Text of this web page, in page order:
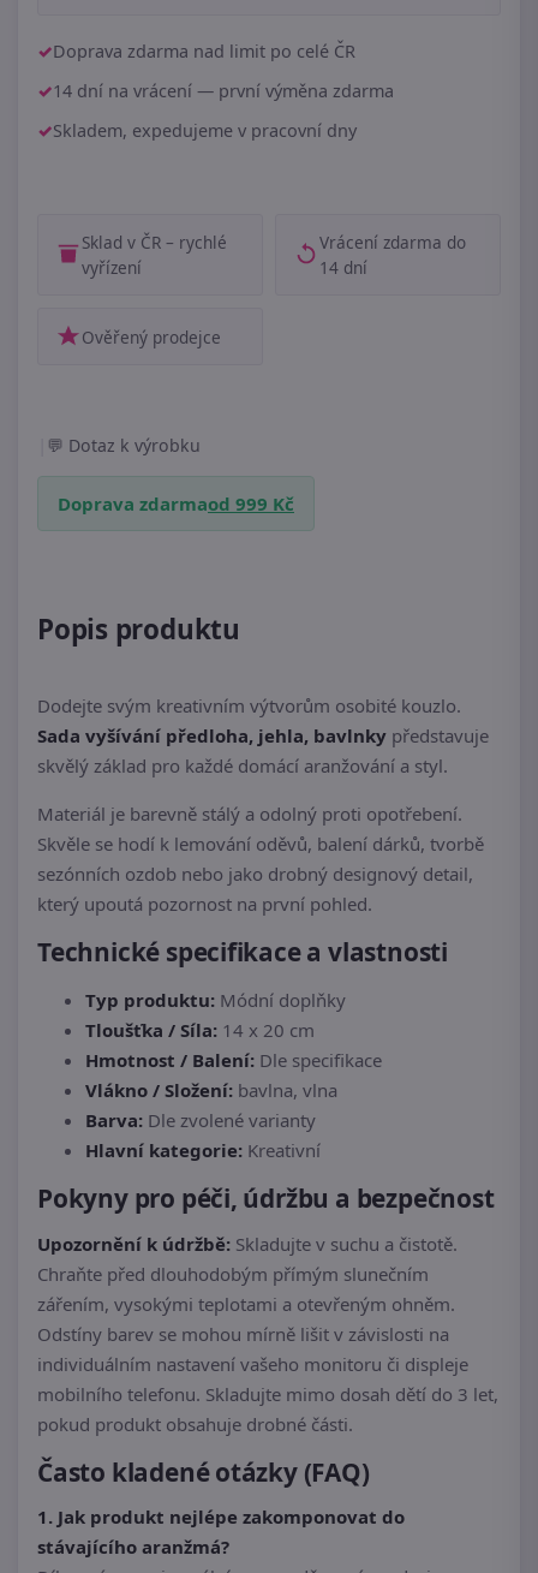
Doprava zdarma nad limit po celé ČR
14 dní na vrácení — první výměna zdarma
Skladem, expedujeme v pracovní dny
Sklad v ČR – rychlé
vyřízení
Vrácení zdarma do
14 dní
Ověřený prodejce
Dotaz k výrobku
Doprava zdarmaod 999 Kč
Popis produktu
Dodejte svým kreativním výtvorům osobité kouzlo.
Sada vyšívání předloha, jehla, bavlnky představuje
skvělý základ pro každé domácí aranžování a styl.
Materiál je barevně stálý a odolný proti opotřebení.
Skvěle se hodí k lemování oděvů, balení dárků, tvorbě
sezónních ozdob nebo jako drobný designový detail,
který upoutá pozornost na první pohled.
Technické specifikace a vlastnosti
Typ produktu: Módní doplňky
Tloušťka / Síla: 14 x 20 cm
Hmotnost / Balení: Dle specifikace
Vlákno / Složení: bavlna, vlna
Barva: Dle zvolené varianty
Hlavní kategorie: Kreativní
Pokyny pro péči, údržbu a bezpečnost
Upozornění k údržbě: Skladujte v suchu a čistotě.
Chraňte před dlouhodobým přímým slunečním
zářením, vysokými teplotami a otevřeným ohněm.
Odstíny barev se mohou mírně lišit v závislosti na
individuálním nastavení vašeho monitoru či displeje
mobilního telefonu. Skladujte mimo dosah dětí do 3 let,
pokud produkt obsahuje drobné části.
Často kladené otázky (FAQ)
1. Jak produkt nejlépe zakomponovat do
stávajícího aranžmá?